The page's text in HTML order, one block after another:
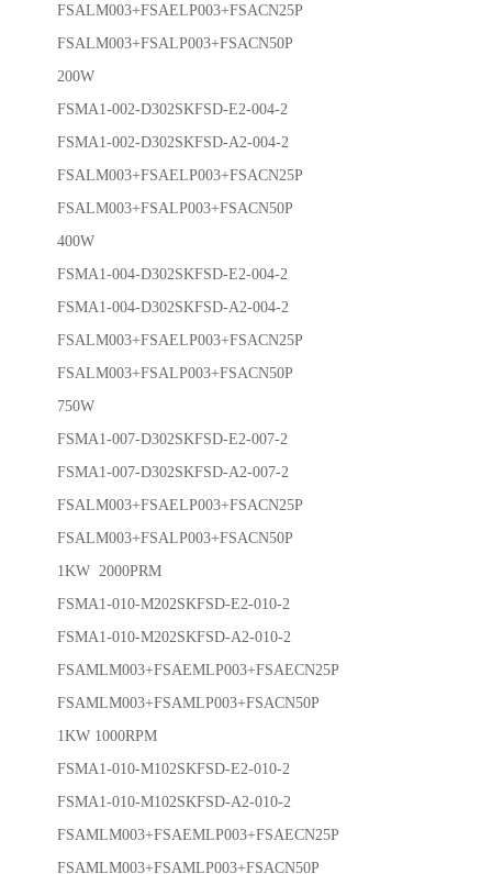
FSALM003+FSAELP003+FSACN25P
FSALM003+FSALP003+FSACN50P
200W
FSMA1-002-D302SKFSD-E2-004-2
FSMA1-002-D302SKFSD-A2-004-2
FSALM003+FSAELP003+FSACN25P
FSALM003+FSALP003+FSACN50P
400W
FSMA1-004-D302SKFSD-E2-004-2
FSMA1-004-D302SKFSD-A2-004-2
FSALM003+FSAELP003+FSACN25P
FSALM003+FSALP003+FSACN50P
750W
FSMA1-007-D302SKFSD-E2-007-2
FSMA1-007-D302SKFSD-A2-007-2
FSALM003+FSAELP003+FSACN25P
FSALM003+FSALP003+FSACN50P
1KW 2000PRM
FSMA1-010-M202SKFSD-E2-010-2
FSMA1-010-M202SKFSD-A2-010-2
FSAMLM003+FSAEMLP003+FSAECN25P
FSAMLM003+FSAMLP003+FSACN50P
1KW 1000RPM
FSMA1-010-M102SKFSD-E2-010-2
FSMA1-010-M102SKFSD-A2-010-2
FSAMLM003+FSAEMLP003+FSAECN25P
FSAMLM003+FSAMLP003+FSACN50P